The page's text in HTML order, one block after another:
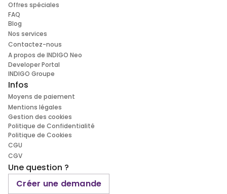
Offres spéciales
FAQ
Blog
Nos services
Contactez-nous
A propos de INDIGO Neo
Developer Portal
INDIGO Groupe
Infos
Moyens de paiement
Mentions légales
Gestion des cookies
Politique de Confidentialité
Politique de Cookies
CGU
CGV
Une question ?
Créer une demande